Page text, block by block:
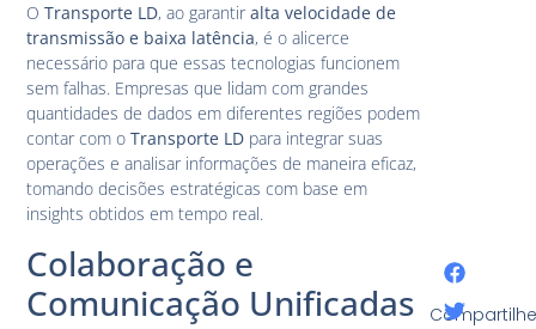
OTransporte LD, ao garantiralta velocidade de
transmissão e baixa latência, é o alicerce
necessário para que essas tecnologias funcionem
sem falhas. Empresas que lidam com grandes
quantidades de dados em diferentes regiões podem
contar com oTransporte LD para integrar suas
operações e analisar informações de maneira eficaz,
tomando decisões estratégicas com base em
insights obtidos em tempo real.
Colaboração e
Comunicação Unificadas